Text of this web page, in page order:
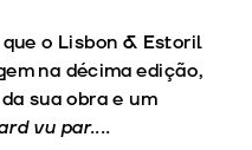
o Lisbon & Estoril
na décima edição,
sua obra e um
vu par....